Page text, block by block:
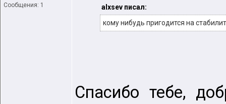
Сообщения: 1
alxsev писал:
кому нибудь пригодится на
Спасибо тебе,